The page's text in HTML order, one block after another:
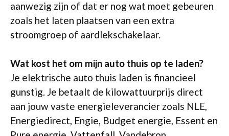
aanwezig zijn of dat er nog wat moet gebeuren
zoals het laten plaatsen van een extra
stroomgroep of aardlekschakelaar.
Wat kost het om mijn auto thuis op te laden?
Je elektrische auto thuis laden is financieel
gunstig. Je betaalt de kilowattuurprijs direct
aan jouw vaste energieleverancier zoals NLE,
Energiedirect, Engie, Budget energie, Essent en